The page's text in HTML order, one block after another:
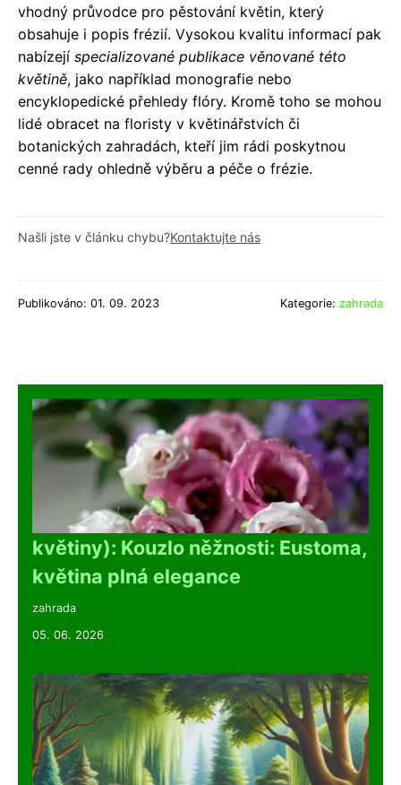
vhodný průvodce pro pěstování květin, který
obsahuje i popis frézií. Vysokou kvalitu informací pak
nabízejí specializované publikace věnované této
květině, jako například monografie nebo
encyklopedické přehledy flóry. Kromě toho se mohou
lidé obracet na floristy v květinářstvích či
botanických zahradách, kteří jim rádi poskytnou
cenné rady ohledně výběru a péče o frézie.
Našli jste v článku chybu?Kontaktujte nás
Publikováno: 01. 09. 2023 Kategorie: zahrada
květiny): Kouzlo něžnosti: Eustoma,
květina plná elegance
zahrada
05. 06. 2026